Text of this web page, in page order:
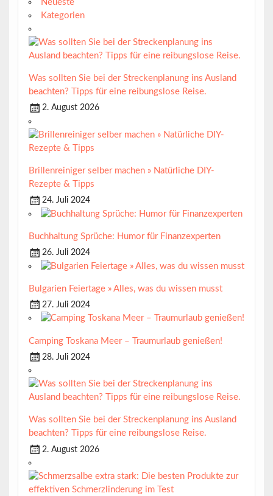
Neueste
Kategorien
Was sollten Sie bei der Streckenplanung ins Ausland
beachten? Tipps für eine reibungslose Reise.
2. August 2026
Brillenreiniger selber machen » Natürliche DIY-
Rezepte & Tipps
24. Juli 2024
Buchhaltung Sprüche: Humor für Finanzexperten
26. Juli 2024
Bulgarien Feiertage » Alles, was du wissen musst
27. Juli 2024
Camping Toskana Meer – Traumurlaub genießen!
28. Juli 2024
Was sollten Sie bei der Streckenplanung ins Ausland
beachten? Tipps für eine reibungslose Reise.
2. August 2026